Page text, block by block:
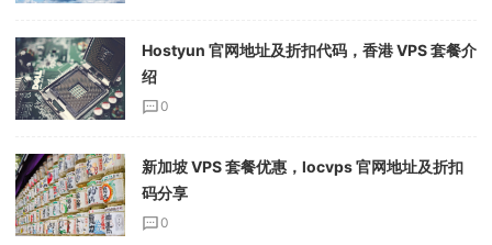
Hostyun 官网地址及折扣代码，香港 VPS 套餐介
绍
0
新加坡 VPS 套餐优惠，locvps 官网地址及折扣
码分享
0